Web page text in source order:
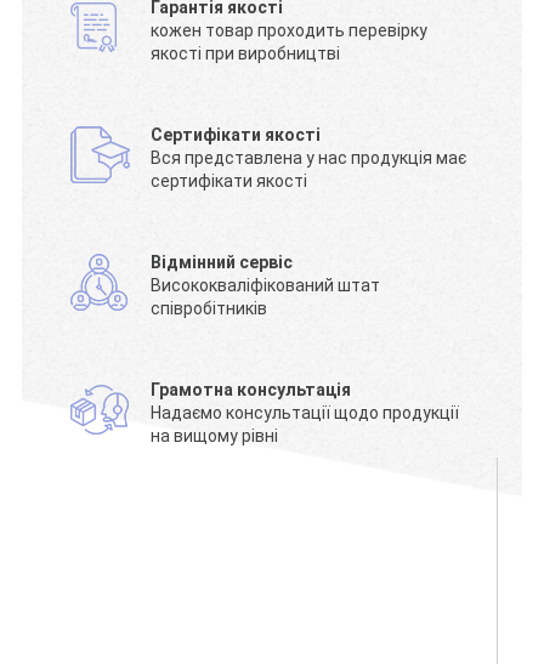
Гарантія якості
кожен товар проходить перевірку
якості при виробництві
Сертифікати якості
Вся представлена у нас продукція має
сертифікати якості
Відмінний сервіс
Висококваліфікований штат
співробітників
Грамотна консультація
Надаємо консультації щодо продукції
на вищому рівні